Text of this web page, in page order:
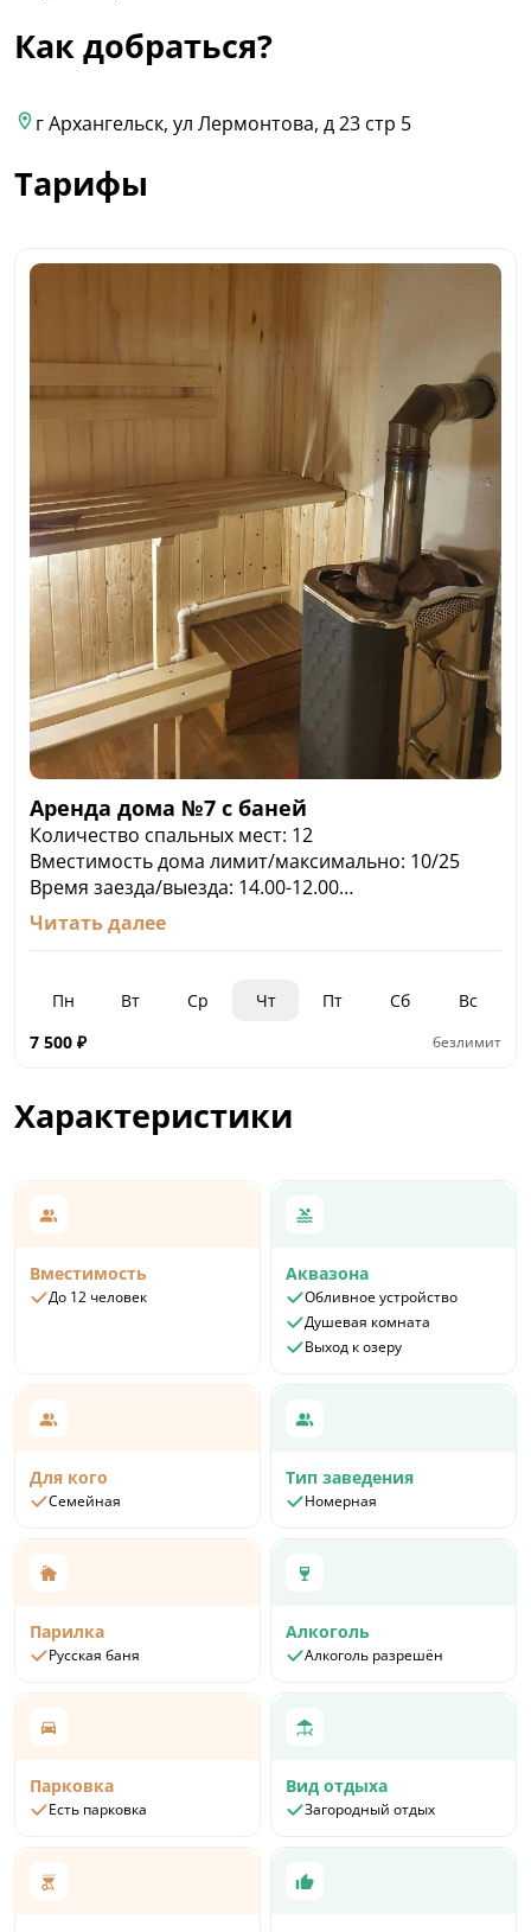
Как добраться?
г Архангельск, ул Лермонтова, д 23 стр 5
Тарифы
Аренда дома №7 с баней
Количество спальных мест: 12
Вместимость дома лимит/максимально: 10/25
Время заезда/выезда: 14.00-12.00
Стоимость аренды ПН-ЧТ, Воскресенье (со
скидкой): 7500 руб.
Стоимость аренды по субботам: 15000 руб.
Читать далее
Пн Вт Ср Чт Пт Сб
Вс
7 500 ₽ безлимит
Характеристики
Вместимость
До 12 человек
Аквазона
Обливное устройство
Душевая комната
Выход к озеру
Для кого
Семейная
Тип заведения
Номерная
Парилка
Русская баня
Алкоголь
Алкоголь разрешён
Парковка
Есть парковка
Вид отдыха
Загородный отдых